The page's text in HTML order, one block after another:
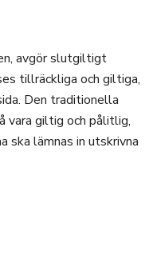
avgör slutgiltigt
tillräckliga och giltiga,
Den traditionella
vara giltig och pålitlig,
ska lämnas in utskrivna